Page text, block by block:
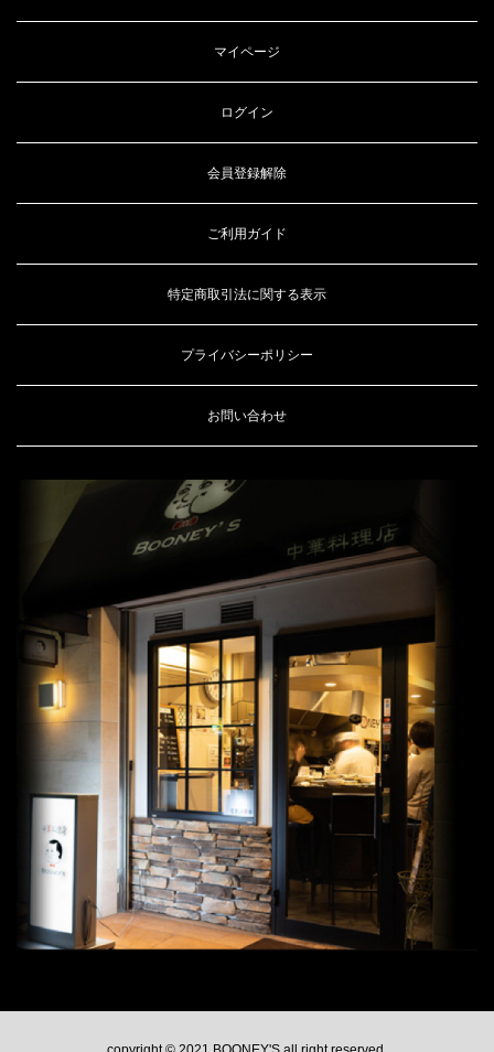
マイページ
ログイン
会員登録解除
ご利用ガイド
特定商取引法に関する表示
プライバシーポリシー
お問い合わせ